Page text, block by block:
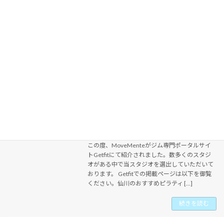
この度、MoveMenteがジム専門ポータルサイ
トGetfitにて紹介されました。数多くのスタジ
オがある中で当スタジオを選出していただいて
おります。 Getfitでの掲載ページは以下を御覧
ください。仙川のおすすめピラティ […]
続きを読む